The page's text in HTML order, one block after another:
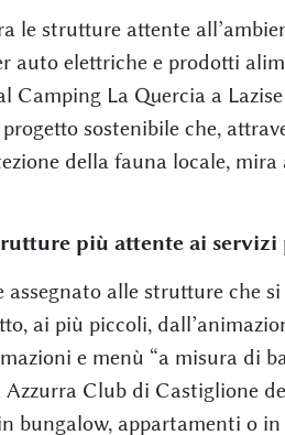
le strutture attente
auto elettriche e prodotti
Camping La Quercia a
sostenibile che,
della fauna locale,
più attente ai
assegnato alle strutture che
ai più piccoli,
e menù “a misura di
Club di Castiglione
bungalow, appartamenti o